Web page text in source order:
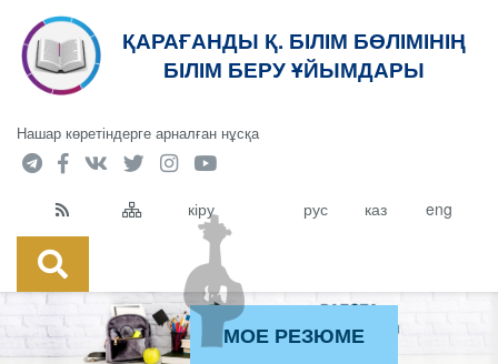
ҚАРАҒАНДЫ Қ. БІЛІМ БӨЛІМІНІҢ
БІЛІМ БЕРУ ҰЙЫМДАРЫ
Нашар көретіндерге арналған нұсқа
кіру рус каз eng
МОЕ РЕЗЮМЕ